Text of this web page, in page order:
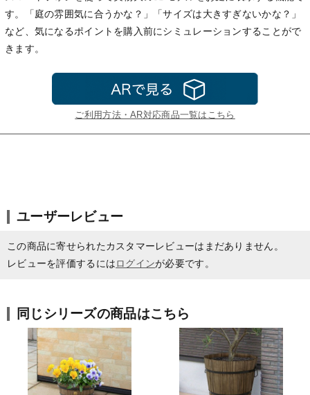
す。「庭の雰囲気に合うかな？」「サイズは大きすぎないかな？」
など、気になるポイントを購入前にシミュレーションすることがで
きます。
ご利用方法・AR対応商品一覧はこちら
ユーザーレビュー
この商品に寄せられたカスタマーレビューはまだありません。
レビューを評価するにはログインが必要です。
同じシリーズの商品はこちら